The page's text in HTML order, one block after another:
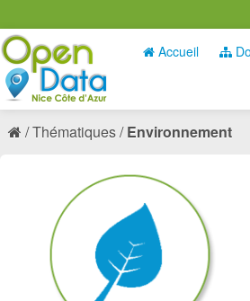
Accueil
Thématiques Environnement